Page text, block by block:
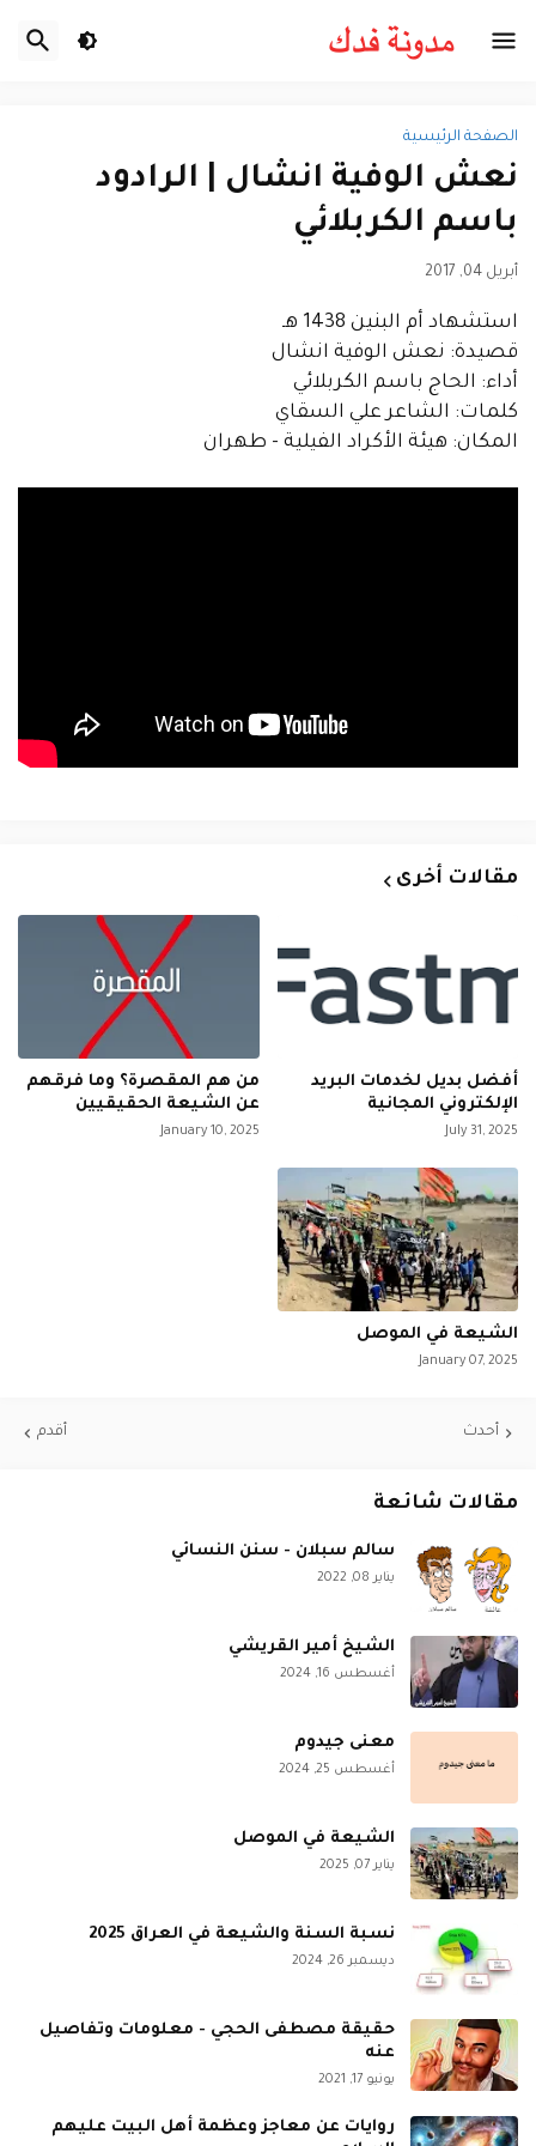
الصفحة الرئيسية
نعش الوفية انشال | الرادود
باسم الكربلائي
أبريل 04, 2017
استشهاد أم البنين 1438 هـ
قصيدة: نعش الوفية انشال
أداء: الحاج باسم الكربلائي
كلمات: الشاعر علي السقاي
المكان: هيئة الأكراد الفيلية - طهران
مقالات أخرى
أفضل بديل لخدمات البريد
الإلكتروني المجانية
July 31, 2025
من هم المقصرة؟ وما فرقهم
عن الشيعة الحقيقيين
January 10, 2025
الشيعة في الموصل
January 07, 2025
أحدث أقدم
مقالات شائعة
سالم سبلان - سنن النسائي
يناير 08, 2022
الشيخ أمير القريشي
أغسطس 16, 2024
معنى جيدوم
أغسطس 25, 2024
الشيعة في الموصل
يناير 07, 2025
نسبة السنة والشيعة في العراق 2025
ديسمبر 26, 2024
حقيقة مصطفى الحجي - معلومات وتفاصيل
عنه
يونيو 17, 2021
روايات عن معاجز وعظمة أهل البيت عليهم